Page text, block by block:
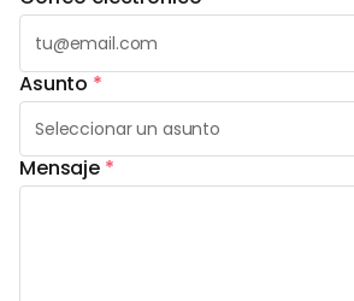
Asunto *
Mensaje *